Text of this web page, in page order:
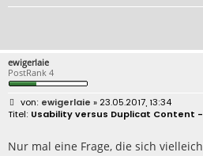
ewigerlaie
PostRank 4
B
e
r
a
ewigerlaie » 23.05.2017, 13:34
Usability versus Duplicat Content
Nur mal eine Frage, die sich